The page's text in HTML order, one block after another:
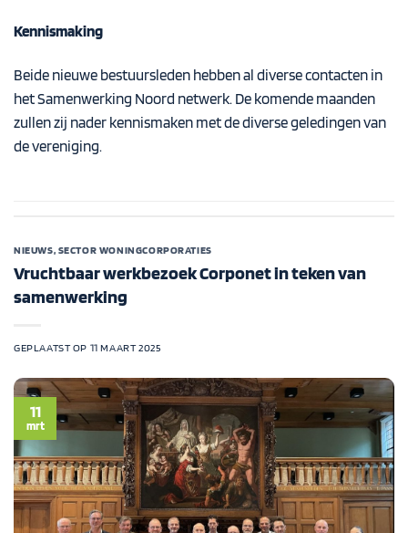
Kennismaking
Beide nieuwe bestuursleden hebben al diverse contacten in
het Samenwerking Noord netwerk. De komende maanden
zullen zij nader kennismaken met de diverse geledingen van
de vereniging.
NIEUWS, SECTOR WONINGCORPORATIES
Vruchtbaar werkbezoek Corponet in teken van
samenwerking
GEPLAATST OP 11 MAART 2025
11
mrt